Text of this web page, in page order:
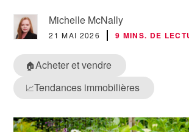
Michelle McNally
21 MAI 2026 9 MINS. DE
🏠Acheter et vendre
📈Tendances immobilières